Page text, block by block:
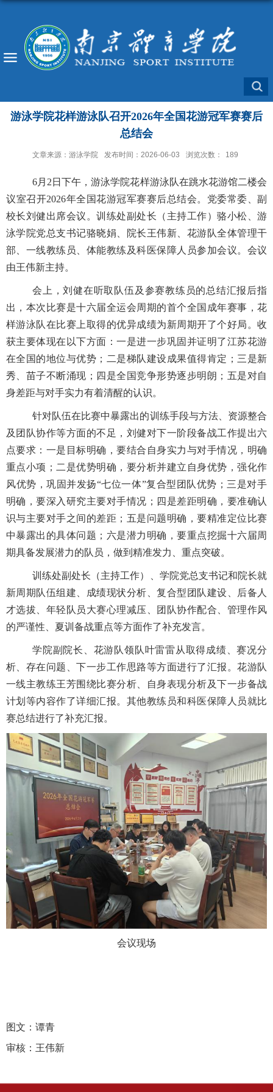
游泳学院花样游泳队召开2026年全国花游冠军赛赛后
总结会
文章来源：游泳学院 发布时间：2026-06-03 浏览次数： 189
6月2日下午，游泳学院花样游泳队在跳水花游馆二楼会
议室召开2026年全国花游冠军赛赛后总结会。党委常委、副
校长刘健出席会议。训练处副处长（主持工作）骆小松、游
泳学院党总支书记骆晓娟、院长王伟新、花游队全体管理干
部、一线教练员、体能教练及科医保障人员参加会议。会议
由王伟新主持。
会上，刘健在听取队伍及参赛教练员的总结汇报后指
出，本次比赛是十六届全运会周期的首个全国成年赛事，花
样游泳队在比赛上取得的优异成绩为新周期开了个好局。收
获主要体现在以下方面：一是进一步巩固并证明了江苏花游
在全国的地位与优势；二是梯队建设成果值得肯定；三是新
秀、苗子不断涌现；四是全国竞争形势逐步明朗；五是对自
身差距与对手实力有着清醒的认识。
针对队伍在比赛中暴露出的训练手段与方法、资源整合
及团队协作等方面的不足，刘健对下一阶段备战工作提出六
点要求：一是目标明确，要结合自身实力与对手情况，明确
重点小项；二是优势明确，要分析并建立自身优势，强化作
风优势，巩固并发扬“七位一体”复合型团队优势；三是对手
明确，要深入研究主要对手情况；四是差距明确，要准确认
识与主要对手之间的差距；五是问题明确，要精准定位比赛
中暴露出的具体问题；六是潜力明确，要重点挖掘十六届周
期具备发展潜力的队员，做到精准发力、重点突破。
训练处副处长（主持工作）、学院党总支书记和院长就
新周期队伍组建、成绩现状分析、复合型团队建设、后备人
才选拔、年轻队员大赛心理减压、团队协作配合、管理作风
的严谨性、夏训备战重点等方面作了补充发言。
学院副院长、花游队领队叶雷雷从取得成绩、赛况分
析、存在问题、下一步工作思路等方面进行了汇报。花游队
一线主教练王芳围绕比赛分析、自身表现分析及下一步备战
计划等内容作了详细汇报。其他教练员和科医保障人员就比
赛总结进行了补充汇报。
会议现场
图文：谭青
审核：王伟新